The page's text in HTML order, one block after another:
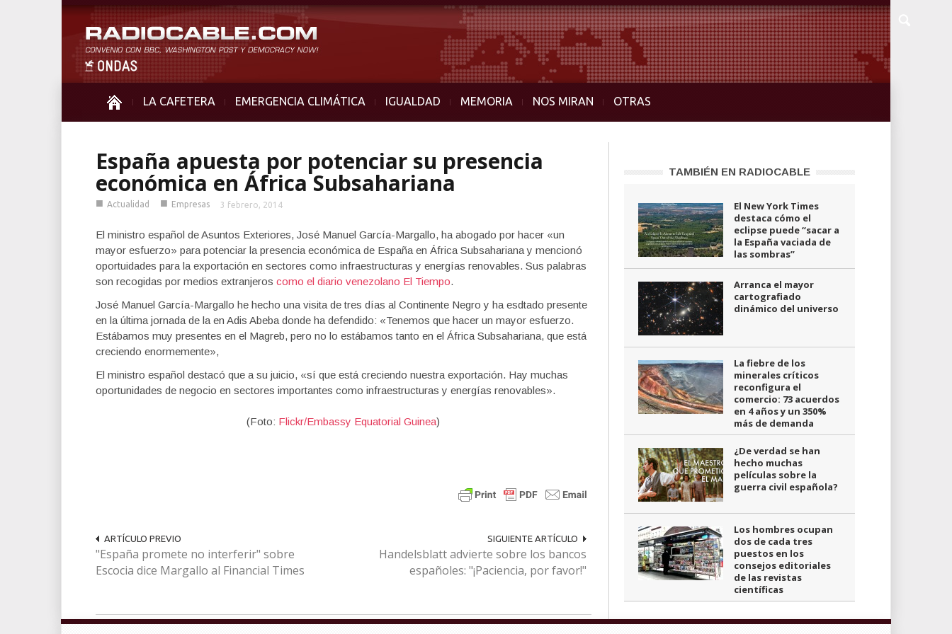
LA CAFETERA EMERGENCIA CLIMÁTICA IGUALDAD MEMORIA NOS MIRAN OTRAS
España apuesta por potenciar su presencia
económica en África Subsahariana
■ Actualidad ■ Empresas 3 febrero, 2014
El ministro español de Asuntos Exteriores, José Manuel García-Margallo, ha abogado por hacer «un
mayor esfuerzo» para potenciar la presencia económica de España en África Subsahariana y mencionó
oportuidades para la exportación en sectores como infraestructuras y energías renovables. Sus palabras
son recogidas por medios extranjeros como el diario venezolano El Tiempo.
José Manuel García-Margallo he hecho una visita de tres días al Continente Negro y ha esdtado presente
en la última jornada de la en Adis Abeba donde ha defendido: «Tenemos que hacer un mayor esfuerzo.
Estábamos muy presentes en el Magreb, pero no lo estábamos tanto en el África Subsahariana, que está
creciendo enormemente»,
El ministro español destacó que a su juicio, «sí que está creciendo nuestra exportación. Hay muchas
oportunidades de negocio en sectores importantes como infraestructuras y energías renovables».
(Foto: Flickr/Embassy Equatorial Guinea)
ARTÍCULO PREVIO
"España promete no interferir" sobre
Escocia dice Margallo al Financial Times
SIGUIENTE ARTÍCULO
Handelsblatt advierte sobre los bancos
españoles: "¡Paciencia, por favor!"
TAMBIÉN EN RADIOCABLE
El New York Times
destaca cómo el
eclipse puede “sacar a
la España vaciada de
las sombras”
Arranca el mayor
cartografiado
dinámico del universo
La fiebre de los
minerales críticos
reconfigura el
comercio: 73 acuerdos
en 4 años y un 350%
más de demanda
¿De verdad se han
hecho muchas
películas sobre la
guerra civil española?
Los hombres ocupan
dos de cada tres
puestos en los
consejos editoriales
de las revistas
científicas